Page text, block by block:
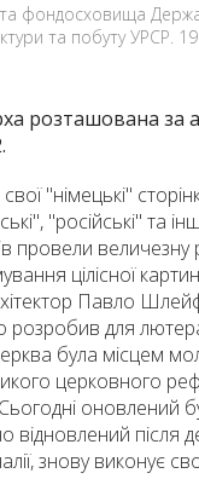
та фондосховища
та побуту УРСР.
розташована за
"німецькі"
"російські" та
провели величезну
цілісної
Павло
розробив для
була місцем
церковного
оновлений
відновлений після
знову виконує